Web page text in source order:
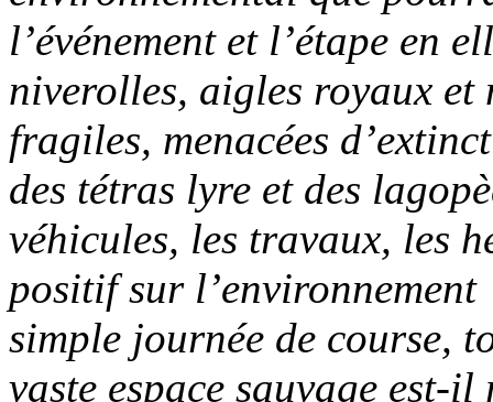
l’événement et l’étape en
niverolles, aigles royaux et
fragiles, menacées
des tétras lyre et des
véhicules, les travaux, les
positif sur
simple journée de course,
vaste espace sauvage est-